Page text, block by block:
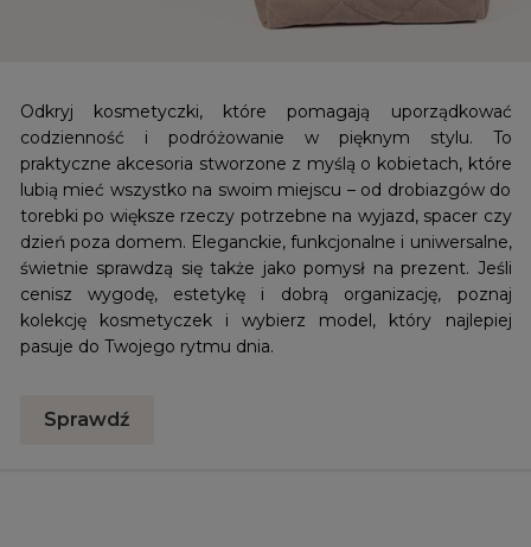
Odkryj kosmetyczki, które pomagają uporządkować
codzienność i podróżowanie w pięknym stylu. To
praktyczne akcesoria stworzone z myślą o kobietach, które
lubią mieć wszystko na swoim miejscu – od drobiazgów do
torebki po większe rzeczy potrzebne na wyjazd, spacer czy
dzień poza domem. Eleganckie, funkcjonalne i uniwersalne,
świetnie sprawdzą się także jako pomysł na prezent. Jeśli
cenisz wygodę, estetykę i dobrą organizację, poznaj
kolekcję kosmetyczek i wybierz model, który najlepiej
pasuje do Twojego rytmu dnia.
Sprawdź